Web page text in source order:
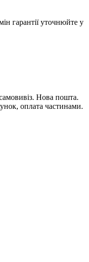
гарантії уточнюйте у
Нова пошта.
оплата частинами.